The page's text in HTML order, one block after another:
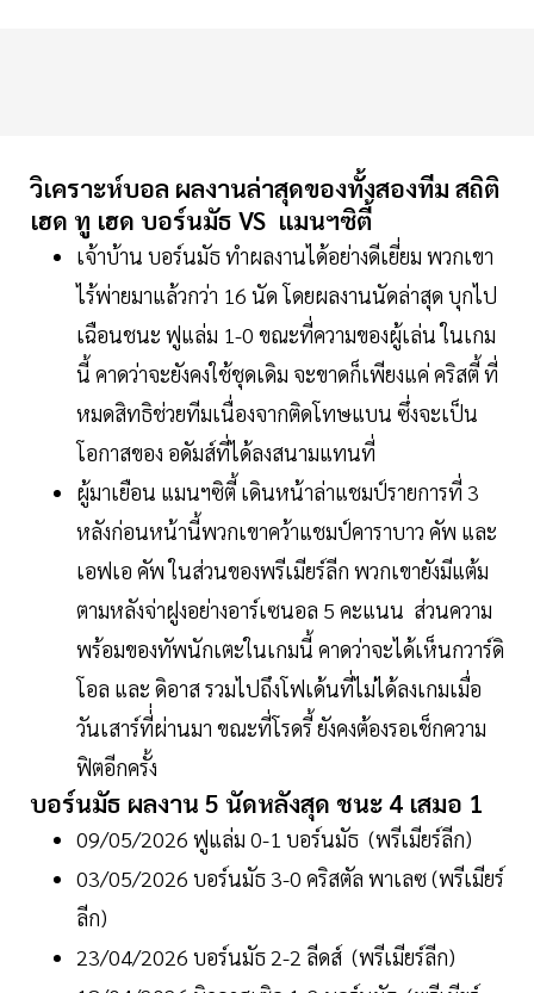
วิเคราะห์บอล ผลงานล่าสุดของทั้งสองทีม สถิติ
เฮด ทู เฮด บอร์นมัธ VS แมนฯซิตี้
เจ้าบ้าน บอร์นมัธ ทำผลงานได้อย่างดีเยี่ยม พวกเขา
ไร้พ่ายมาแล้วกว่า 16 นัด โดยผลงานนัดล่าสุด บุกไป
เฉือนชนะ ฟูแล่ม 1-0 ขณะที่ความของผู้เล่น ในเกม
นี้ คาดว่าจะยังคงใช้ชุดเดิม จะขาดก็เพียงแค่ คริสตี้ ที่
หมดสิทธิช่วยทีมเนื่องจากติดโทษแบน ซึ่งจะเป็น
โอกาสของ อดัมส์ที่ได้ลงสนามแทนที่
ผู้มาเยือน แมนฯซิตี้ เดินหน้าล่าแชมป์รายการที่ 3
หลังก่อนหน้านี้พวกเขาคว้าแชมป์คาราบาว คัพ และ
เอฟเอ คัพ ในส่วนของพรีเมียร์ลีก พวกเขายังมีแต้ม
ตามหลังจ่าฝูงอย่างอาร์เซนอล 5 คะแนน ส่วนความ
พร้อมของทัพนักเตะในเกมนี้ คาดว่าจะได้เห็นกวาร์ดิ
โอล และ ดิอาส รวมไปถึงโฟเด้นที่ไม่ได้ลงเกมเมื่อ
วันเสาร์ที่่ผ่านมา ขณะที่โรดรี้ ยังคงต้องรอเช็กความ
ฟิตอีกครั้ง
บอร์นมัธ ผลงาน 5 นัดหลังสุด ชนะ 4 เสมอ 1
09/05/2026 ฟูแล่ม 0-1 บอร์นมัธ (พรีเมียร์ลีก)
03/05/2026 บอร์นมัธ 3-0 คริสตัล พาเลซ (พรีเมียร์
ลีก)
23/04/2026 บอร์นมัธ 2-2 ลีดส์ (พรีเมียร์ลีก)